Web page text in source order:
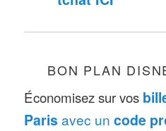
BON PLAN
Économisez sur vos
Paris avec uncode